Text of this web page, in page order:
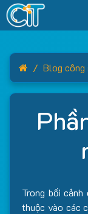
HomeBlog công
Trong bối
thuộc vào các